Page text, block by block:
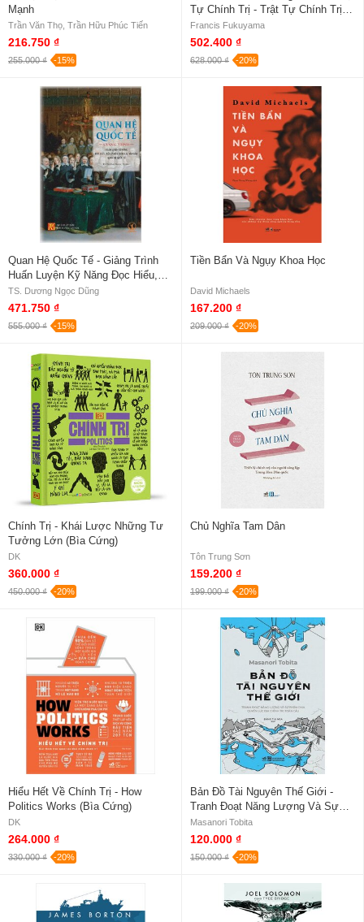
Mạnh
Trần Văn Thọ, Trần Hữu Phúc Tiến
216.750 ₫
255.000 ₫ -15%
Tự Chính Trị - Trật Tự Chính Trị
Và Suy Tàn Chính Trị (Bộ 2 Tập)
Francis Fukuyama
502.400 ₫
628.000 ₫ -20%
Quan Hệ Quốc Tế - Giảng Trình
Huấn Luyện Kỹ Năng Đọc Hiểu,
Biên, Phiên Dịch Các Văn Bản
Quan Hệ Quốc Tế
TS. Dương Ngọc Dũng
471.750 ₫
555.000 ₫ -15%
Tiền Bẩn Và Ngụy Khoa Học
David Michaels
167.200 ₫
209.000 ₫ -20%
Chính Trị - Khái Lược Những Tư
Tưởng Lớn (Bìa Cứng)
DK
360.000 ₫
450.000 ₫ -20%
Chủ Nghĩa Tam Dân
Tôn Trung Sơn
159.200 ₫
199.000 ₫ -20%
Hiểu Hết Về Chính Trị - How
Politics Works (Bìa Cứng)
DK
264.000 ₫
330.000 ₫ -20%
Bản Đồ Tài Nguyên Thế Giới -
Tranh Đoạt Năng Lượng Và Sự
Phân Chia Quyền Lực Địa Chính
Trị Toàn Cầu
Masanori Tobita
120.000 ₫
150.000 ₫ -20%